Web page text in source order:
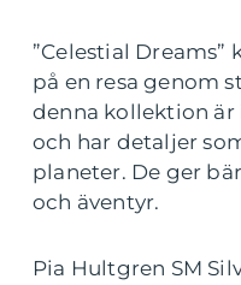
”Celestial
på en resa genom
denna kollektion är
och har detaljer
planeter. De ger
och äventyr.
Pia Hultgren SM